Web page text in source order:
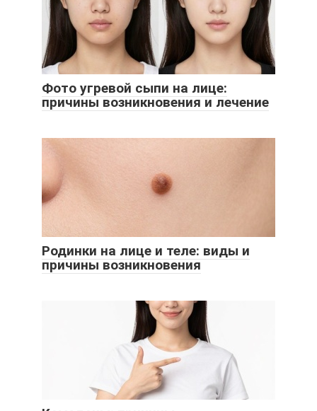
Фото угревой сыпи на лице:
причины возникновения и лечение
Родинки на лице и теле: виды и
причины возникновения